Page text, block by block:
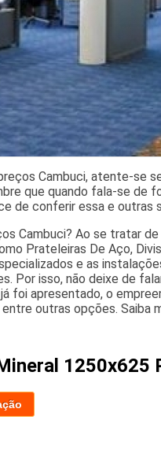
Cambuci, atente-se
que quando fala-se de
de conferir essa e outras
Cambuci? Ao se tratar
Prateleiras De Aço,
e as
Por isso, não deixe de
foi apresentado, o
outras opções. Saiba
1250x625